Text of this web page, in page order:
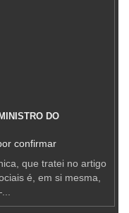
DO
confirmar
que tratei no artigo
é, em si mesma,